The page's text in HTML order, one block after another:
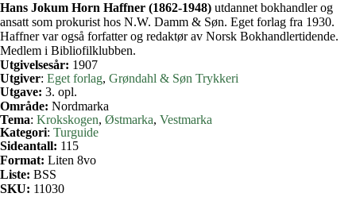
Hans Jokum Horn Haffner (1862-1948) utdannet bokhandler og
ansatt som prokurist hos N.W. Damm & Søn. Eget forlag fra 1930.
Haffner var også forfatter og redaktør av Norsk Bokhandlertidende.
Medlem i Bibliofilklubben.
Utgivelsesår: 1907
Utgiver: Eget forlag, Grøndahl & Søn Trykkeri
Utgave: 3. opl.
Område: Nordmarka
Tema: Krokskogen, Østmarka, Vestmarka
Kategori: Turguide
Sideantall: 115
Format: Liten 8vo
Liste: BSS
SKU: 11030